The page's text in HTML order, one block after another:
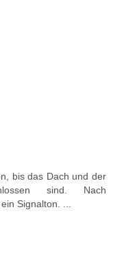
bis das Dach und der
sind. Nach
Signalton. ...